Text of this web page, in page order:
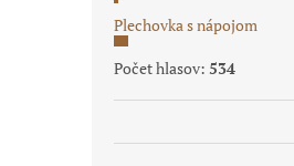
Plechovka s nápojom
Počet hlasov: 534